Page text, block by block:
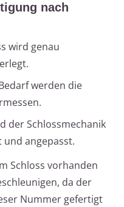
nach
wird genau
werden die
der Schlossmechanik
angepasst.
Schloss vorhanden
da der
Nummer gefertigt